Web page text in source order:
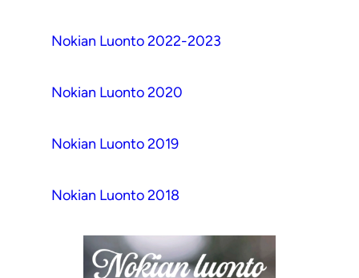
Nokian Luonto 2022-2023
Nokian Luonto 2020
Nokian Luonto 2019
Nokian Luonto 2018